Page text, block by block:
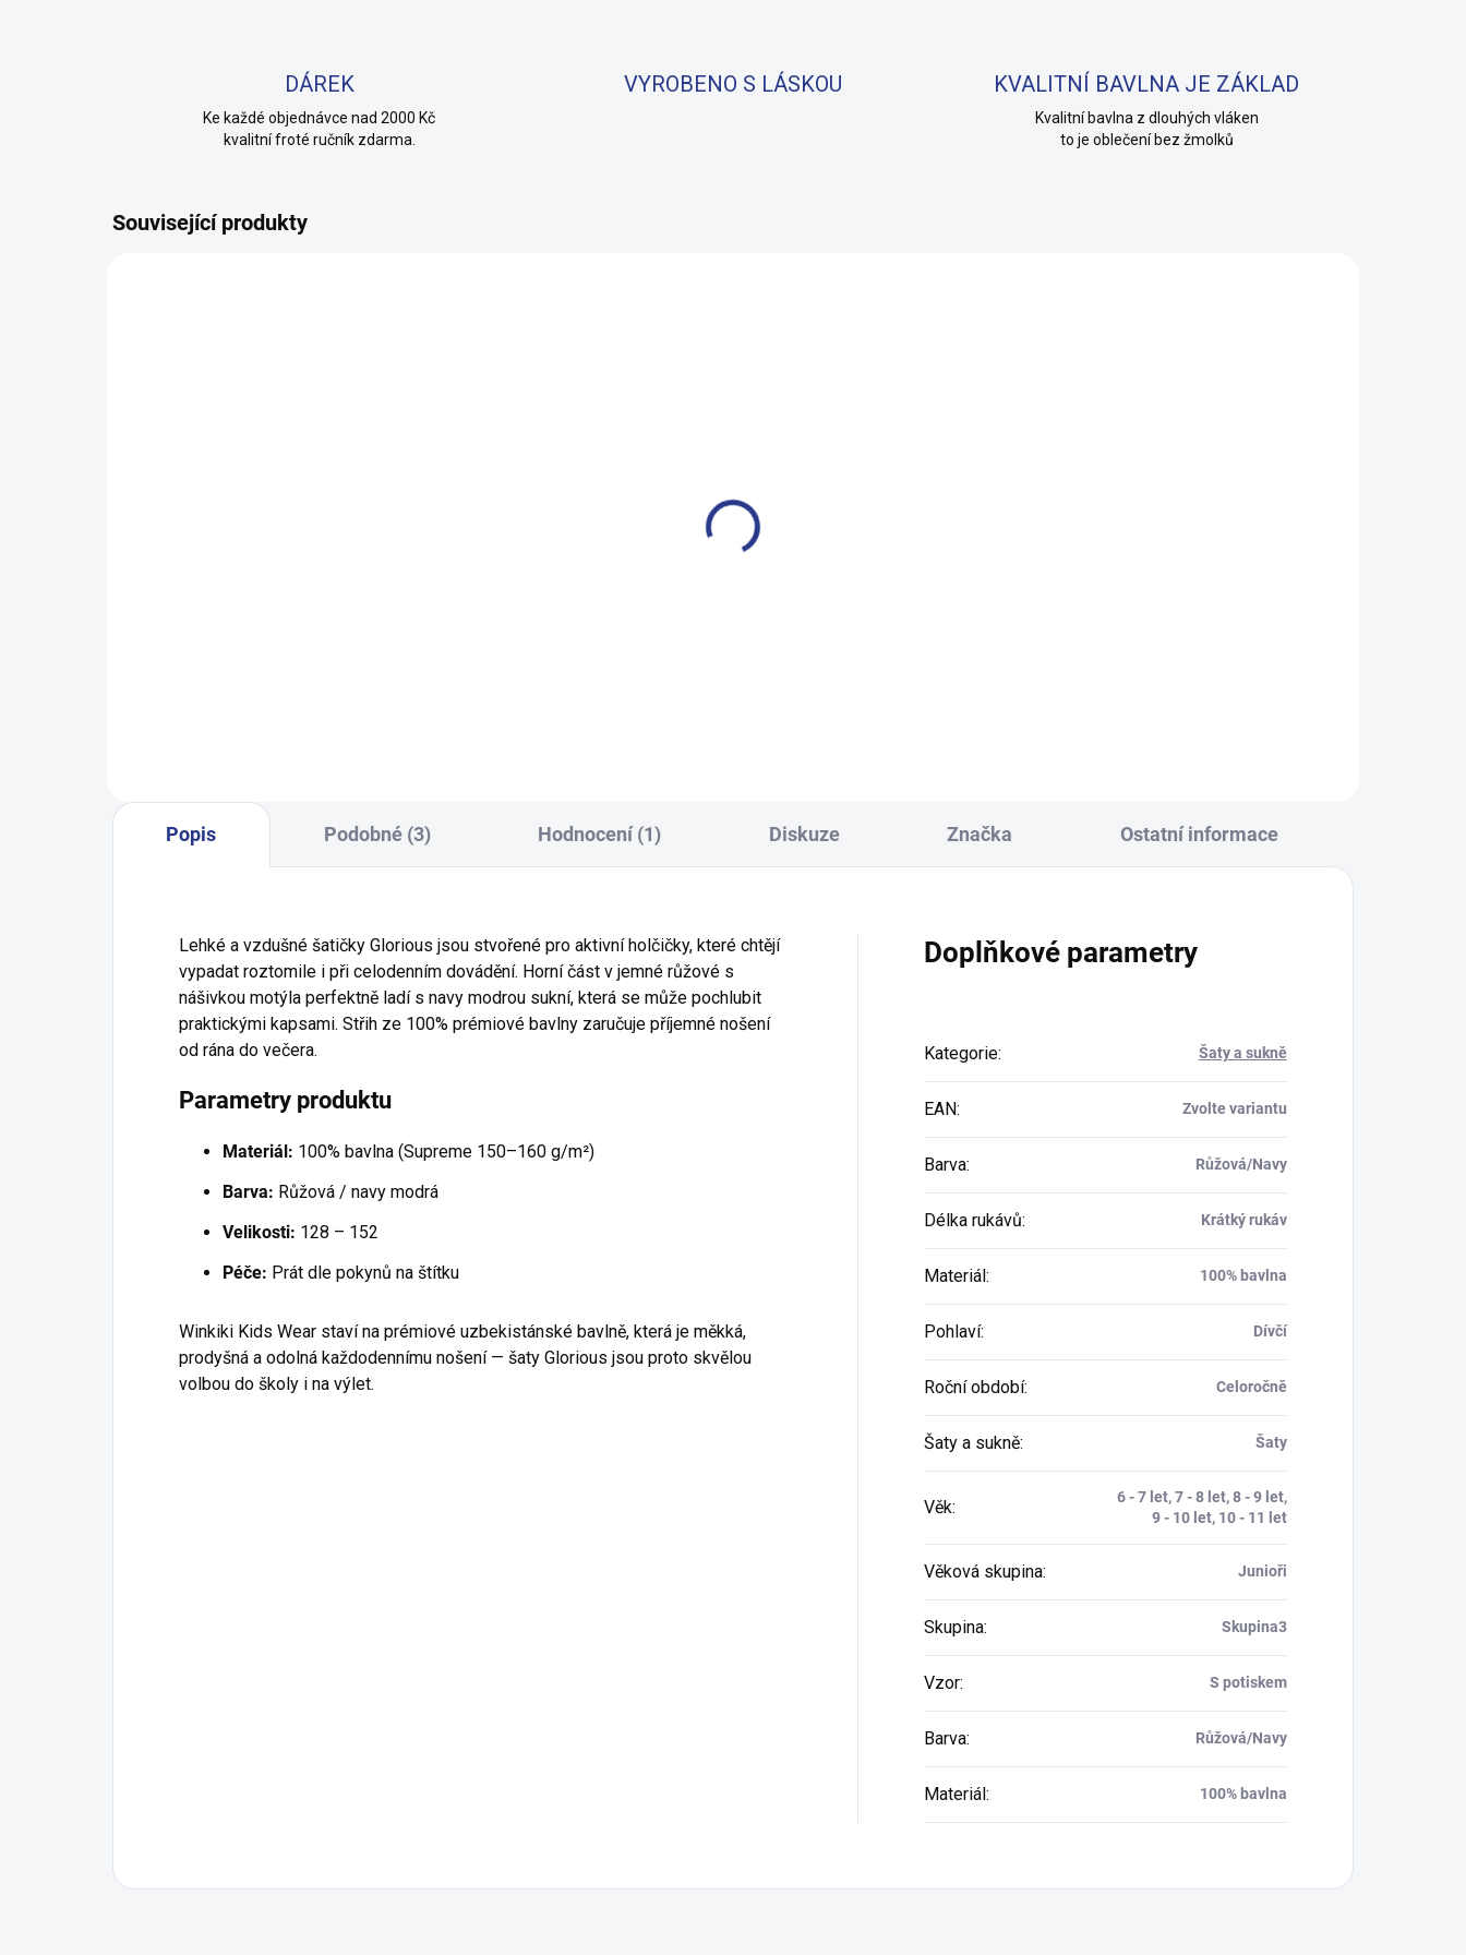
DÁREK
Ke každé objednávce nad 2000 Kč
kvalitní froté ručník zdarma.
VYROBENO S LÁSKOU KVALITNÍ BAVLNA JE ZÁKLAD
Kvalitní bavlna z dlouhých vláken
to je oblečení bez žmolků
Související produkty
Popis Podobné (3) Hodnocení (1) Diskuze Značka Ostatní informace
Lehké a vzdušné šatičky Glorious jsou stvořené pro aktivní holčičky, které chtějí
vypadat roztomile i při celodenním dovádění. Horní část v jemné růžové s
nášivkou motýla perfektně ladí s navy modrou sukní, která se může pochlubit
praktickými kapsami. Střih ze 100% prémiové bavlny zaručuje příjemné nošení
od rána do večera.
Parametry produktu
Materiál: 100% bavlna (Supreme 150–160 g/m²)
Barva: Růžová / navy modrá
Velikosti: 128 – 152
Péče: Prát dle pokynů na štítku
Winkiki Kids Wear staví na prémiové uzbekistánské bavlně, která je měkká,
prodyšná a odolná každodennímu nošení — šaty Glorious jsou proto skvělou
volbou do školy i na výlet.
Doplňkové parametry
Kategorie: Šaty a sukně
EAN: Zvolte variantu
Barva: Růžová/Navy
Délka rukávů: Krátký rukáv
Materiál: 100% bavlna
Pohlaví: Dívčí
Roční období: Celoročně
Šaty a sukně: Šaty
Věk:
6 - 7 let, 7 - 8 let, 8 - 9 let,
9 - 10 let, 10 - 11 let
Věková skupina: Junioři
Skupina: Skupina3
Vzor: S potiskem
Barva: Růžová/Navy
Materiál: 100% bavlna